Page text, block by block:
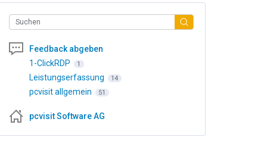
Suchen
Feedback abgeben
1-ClickRDP
1
Leistungserfassung 14
pcvisit allgemein 51
pcvisit Software AG